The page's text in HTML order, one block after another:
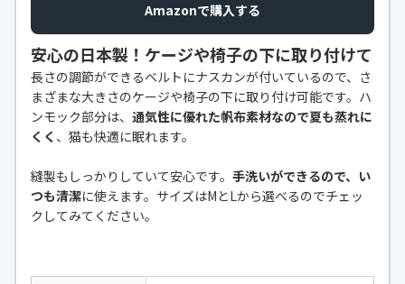
Amazonで購入する
安心の日本製！ケージや椅子の下に取り付けて
長さの調節ができるベルトにナスカンが付いているので、さ
まざまな大きさのケージや椅子の下に取り付け可能です。ハ
ンモック部分は、 通気性に優れた帆布素材なので夏も蒸れに
くく 、猫も快適に眠れます。
縫製もしっかりしていて安心です。 手洗いができるので、い
つも清潔に使えます。サイズはMとLから選べるのでチェッ
クしてみてください。